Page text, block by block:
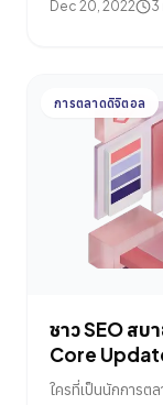
เสมอ เพื่อเข้าถึงข้
ของผู้ใช้งานก่อนเ
มา นักการตลาดจะ
Dec 20, 2022 3
การตลาดดิจิตอล
ชาว SEO สบ
Core
ใครที่เป็นนักการต